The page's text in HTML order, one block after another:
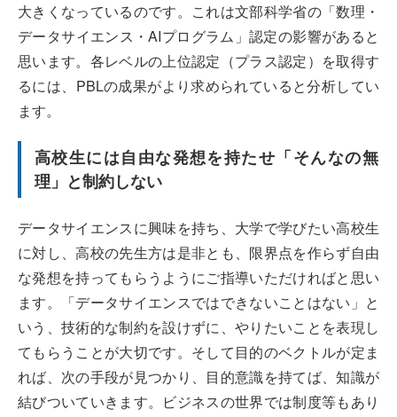
大きくなっているのです。これは文部科学省の「数理・
データサイエンス・AIプログラム」認定の影響があると
思います。各レベルの上位認定（プラス認定）を取得す
るには、PBLの成果がより求められていると分析してい
ます。
高校生には自由な発想を持たせ「そんなの無
理」と制約しない
データサイエンスに興味を持ち、大学で学びたい高校生
に対し、高校の先生方は是非とも、限界点を作らず自由
な発想を持ってもらうようにご指導いただければと思い
ます。「データサイエンスではできないことはない」と
いう、技術的な制約を設けずに、やりたいことを表現し
てもらうことが大切です。そして目的のベクトルが定ま
れば、次の手段が見つかり、目的意識を持てば、知識が
結びついていきます。ビジネスの世界では制度等もあり